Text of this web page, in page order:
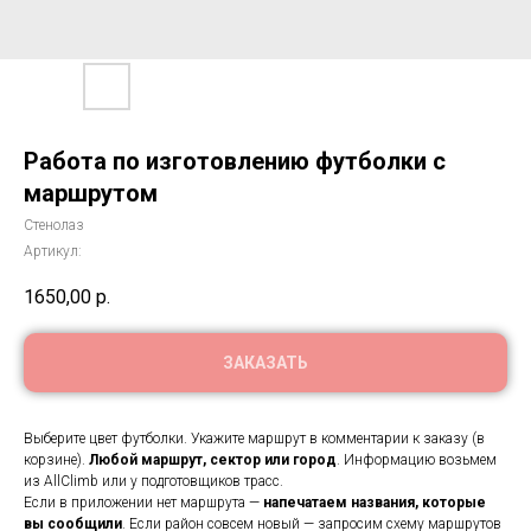
Работа по изготовлению футболки с
маршрутом
Стенолаз
Артикул:
1650,00 р.
ЗАКАЗАТЬ
Выберите цвет футболки. Укажите маршрут в комментарии к заказу (в
корзине). Любой маршрут, сектор или город. Информацию возьмем
из AllClimb или у подготовщиков трасс.
Если в приложении нет маршрута — напечатаем названия, которые
вы сообщили. Если район совсем новый — запросим схему маршрутов